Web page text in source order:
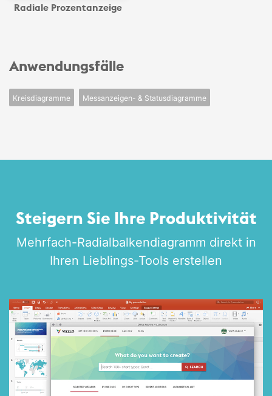
Radiale Prozentanzeige
Anwendungsfälle
Kreisdiagramme Messanzeigen- & Statusdiagramme
Steigern Sie Ihre Produktivität
Mehrfach-Radialbalken­diagramm direkt in
Ihren Lieblings-Tools erstellen